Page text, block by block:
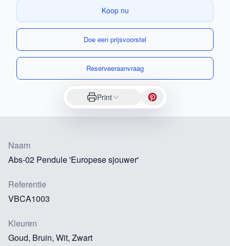
Koop nu
Doe een prijsvoorstel
Reserveeraanvraag
Print
Naam
Abs-02 Pendule 'Europese sjouwer'
Referentie
VBCA1003
Kleuren
Goud, Bruin, Wit, Zwart